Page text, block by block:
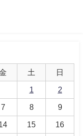
土 日
1 2
7 8 9
15 16